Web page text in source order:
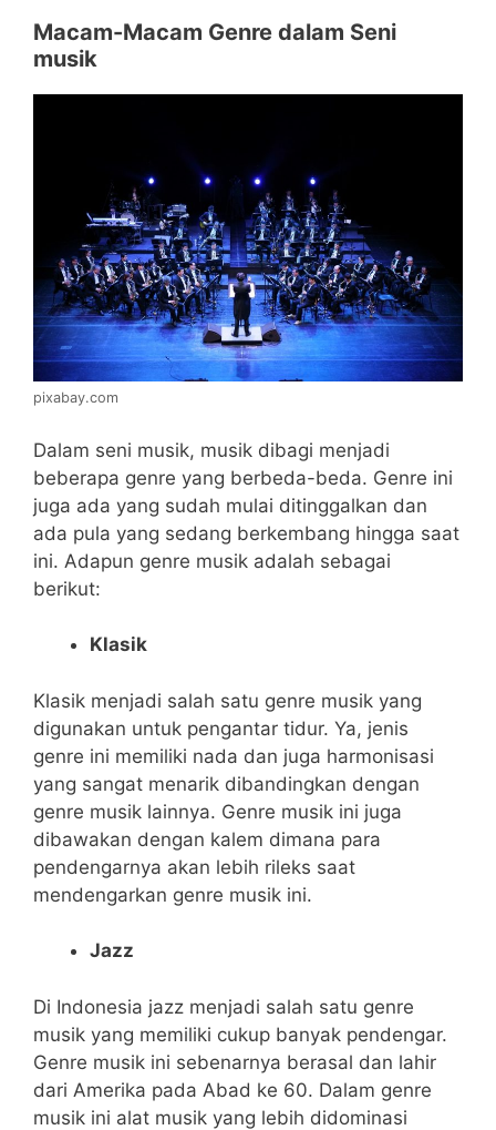
Macam-Macam Genre dalam Seni
musik
pixabay.com
Dalam seni musik, musik dibagi menjadi
beberapa genre yang berbeda-beda. Genre ini
juga ada yang sudah mulai ditinggalkan dan
ada pula yang sedang berkembang hingga saat
ini. Adapun genre musik adalah sebagai
berikut:
Klasik
Klasik menjadi salah satu genre musik yang
digunakan untuk pengantar tidur. Ya, jenis
genre ini memiliki nada dan juga harmonisasi
yang sangat menarik dibandingkan dengan
genre musik lainnya. Genre musik ini juga
dibawakan dengan kalem dimana para
pendengarnya akan lebih rileks saat
mendengarkan genre musik ini.
Jazz
Di Indonesia jazz menjadi salah satu genre
musik yang memiliki cukup banyak pendengar.
Genre musik ini sebenarnya berasal dan lahir
dari Amerika pada Abad ke 60. Dalam genre
musik ini alat musik yang lebih didominasi